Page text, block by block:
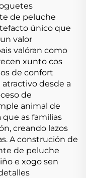
de peluche
único que
valor
valóran como
xunto cos
de confort
desde a
de
animal de
as familias
creando lazos
A construción de
de peluche
e xogo sen